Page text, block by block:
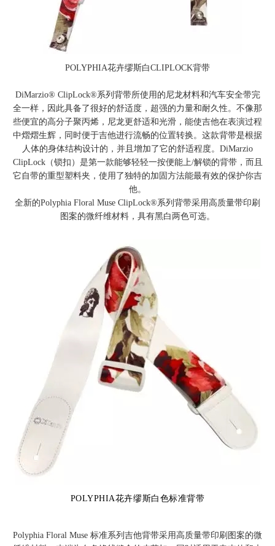
POLYPHIA花卉缪斯白CLIPLOCK背带
DiMarzio® ClipLock®系列背带所使用的尼龙材料和汽车安全带完
全一样，因此具备了很好的舒适度，超强的力量和耐久性。不像那
些便宜的高分子聚丙烯，尼龙更舒适和光滑，能使吉他在表演过程
中熠熠生辉，同时便于吉他进行流畅的位置转换。这款背带是根据
人体的身体结构设计的，并且增加了它的舒适程度。DiMarzio
ClipLock（锁扣）是第一款能够轻轻一按便能上/解锁的背带，而且
它自带的重型塑料夹，使用了独特的加固方法能最有效的保护你吉
他。
全新的Polyphia Floral Muse ClipLock®系列背带采用高质量带印刷
图案的微纤维材料，具有黑白两色可选。
POLYPHIA花卉缪斯白色标准背带
Polyphia Floral Muse 标准系列吉他背带采用高质量带印刷图案的微